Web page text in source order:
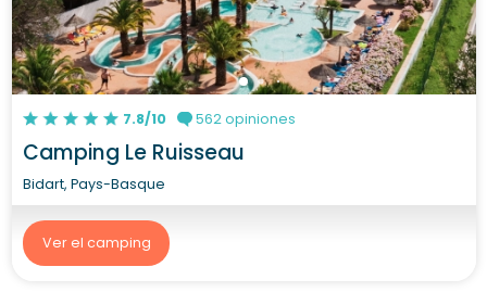
7.8/10 562 opiniones
Camping Le Ruisseau
Bidart, Pays-Basque
Ver el camping